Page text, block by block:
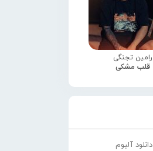
رامین تجنگی
قلب مشکی
دانلود آلبوم